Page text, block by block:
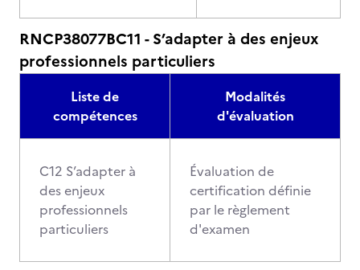
RNCP38077BC11 - S’adapter à des enjeux
professionnels particuliers
Liste de
compétences
Modalités
d'évaluation
C12 S’adapter à
des enjeux
professionnels
particuliers
Évaluation de
certification définie
par le règlement
d'examen